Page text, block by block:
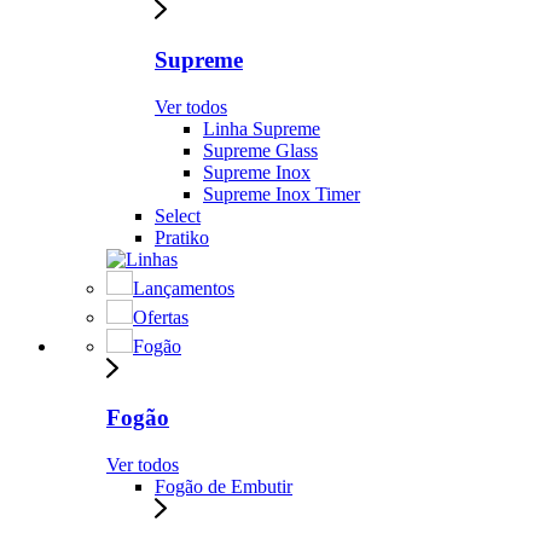
Supreme
Ver todos
Linha Supreme
Supreme Glass
Supreme Inox
Supreme Inox Timer
Select
Pratiko
Lançamentos
Ofertas
Fogão
Fogão
Ver todos
Fogão de Embutir